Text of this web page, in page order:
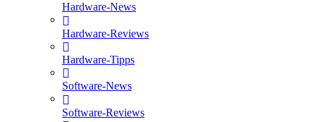
Hardware-News
Hardware-Reviews
Hardware-Tipps
Software-News
Software-Reviews